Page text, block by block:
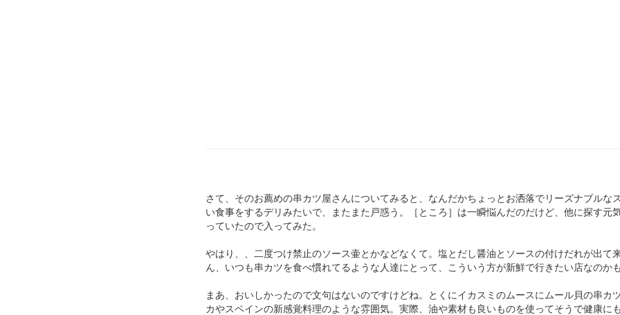
さて、そのお薦めの串カツ屋さんについてみると、なんだかちょっとお洒落でリーズナブルな
い食事をするデリみたいで、またまた戸惑う。［ところ］は一瞬悩んだのだけど、他に探す元
っていたので入ってみた。
やはり、、二度つけ禁止のソース壷とかなどなくて。塩とだし醤油とソースの付けだれが出て
ん、いつも串カツを食べ慣れてるような人達にとって、こういう方が新鮮で行きたい店なのかも
まあ、おいしかったので文句はないのですけどね。とくにイカスミのムースにムール貝の串カ
カやスペインの新感覚料理のような雰囲気。実際、油や素材も良いものを使ってそうで健康に